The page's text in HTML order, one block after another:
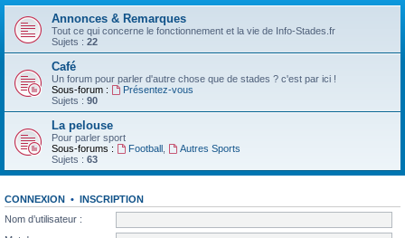
Annonces & Remarques
Tout ce qui concerne le fonctionnement et la vie de Info-Stades.fr
Sujets : 22
Café
Un forum pour parler d'autre chose que de stades ? c'est par ici !
Sous-forum :
Présentez-vous
Sujets : 90
La pelouse
Pour parler sport
Sous-forums :
Football,
Autres Sports
Sujets : 63
CONNEXION • INSCRIPTION
Nom d’utilisateur :